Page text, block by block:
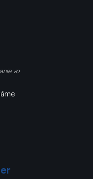
vo